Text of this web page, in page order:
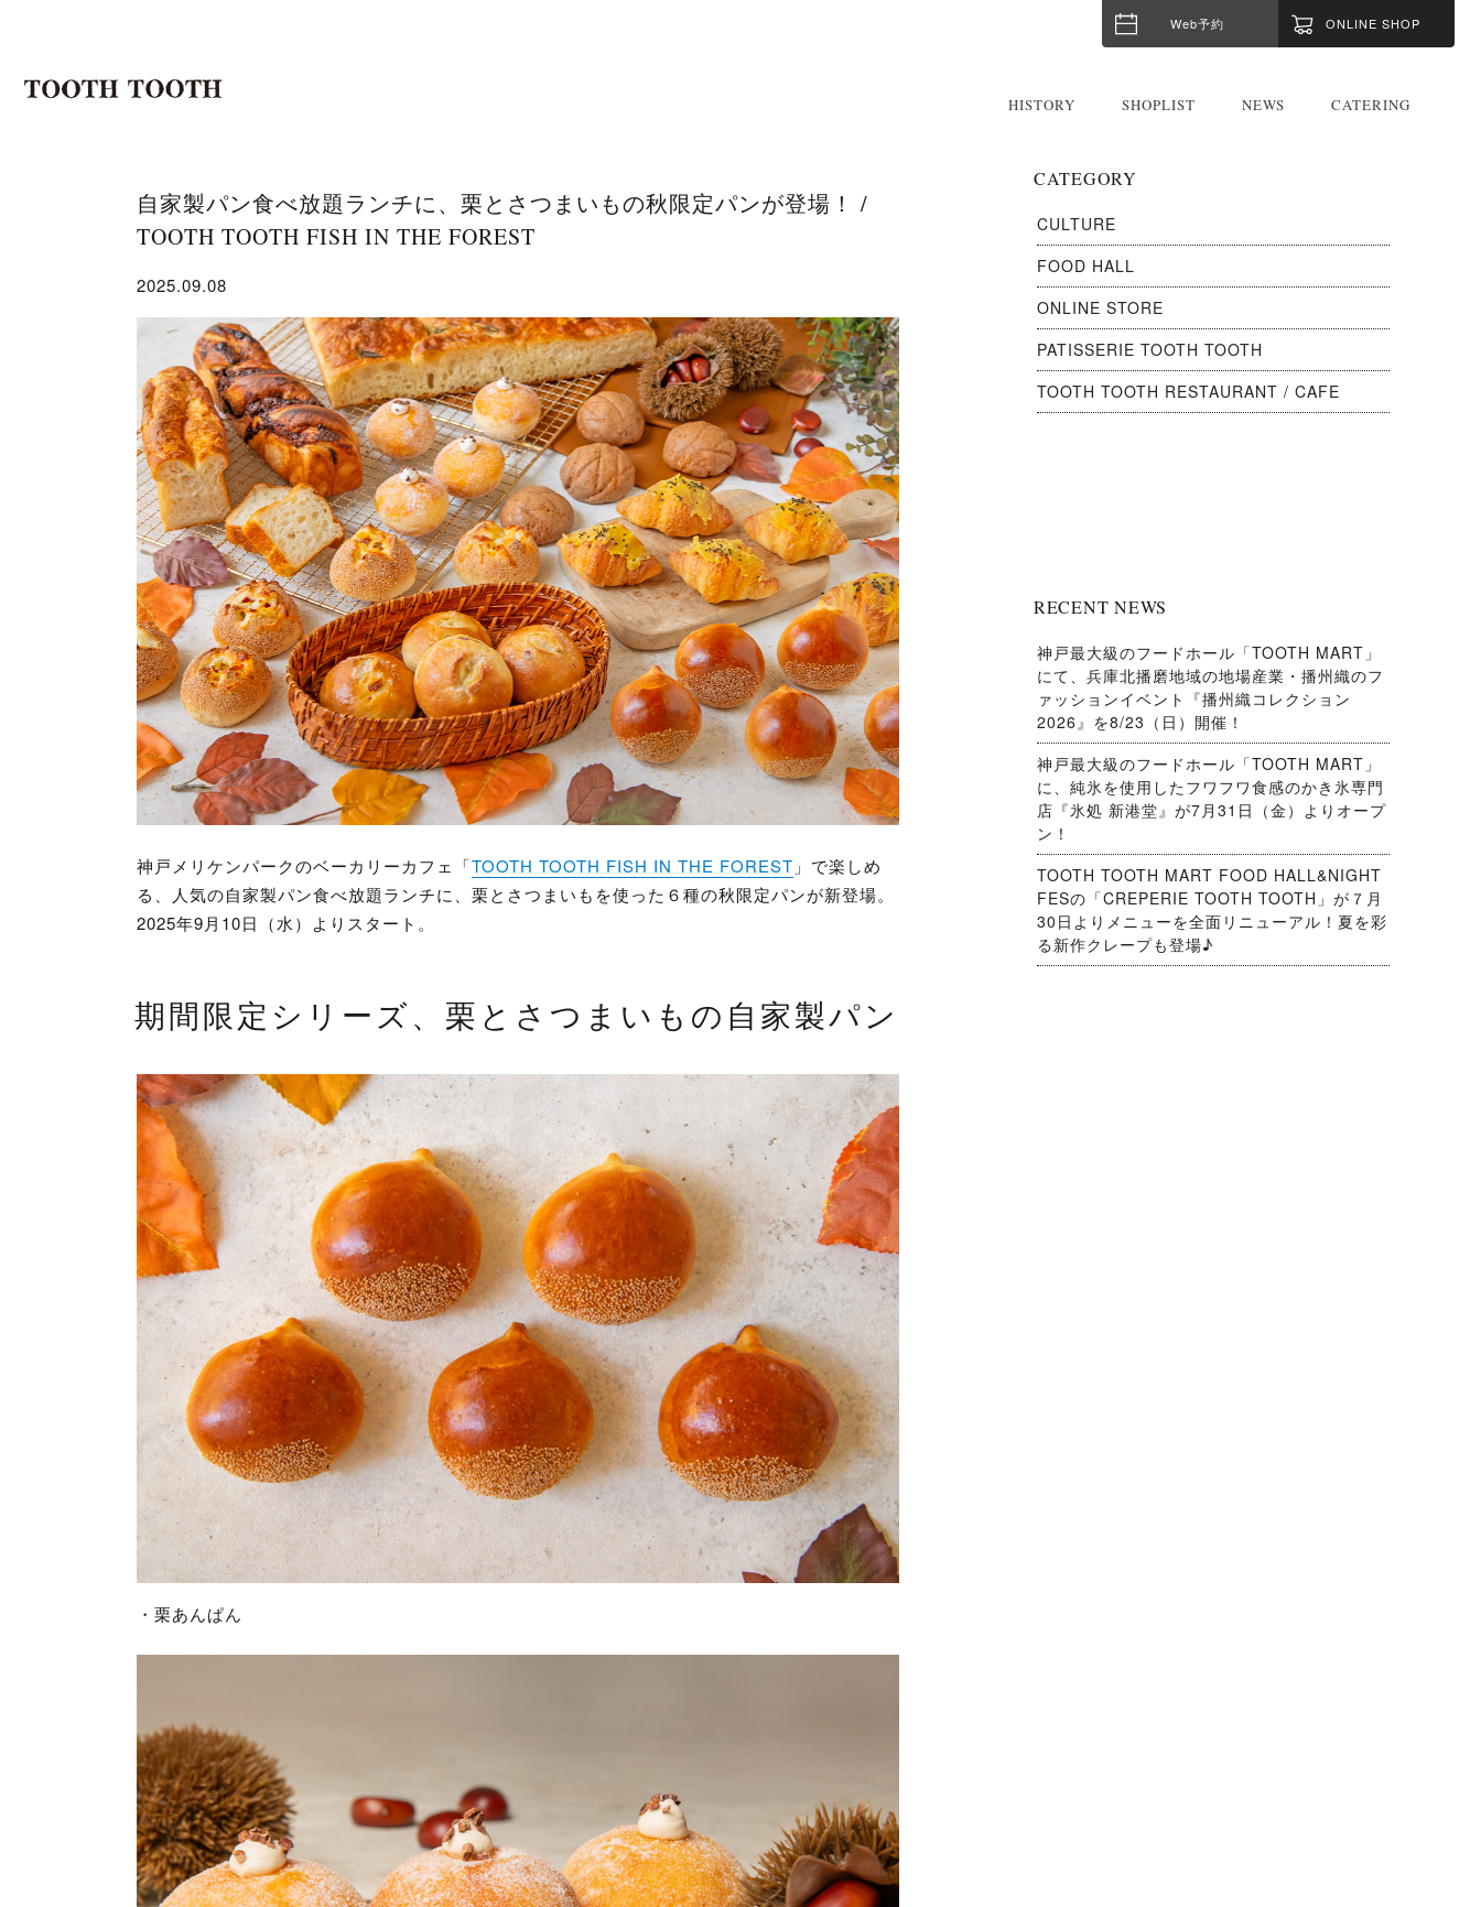
ONLINE SHOP
Web予約
HISTORY SHOPLIST NEWS CATERING
自家製パン食べ放題ランチに、栗とさつまいもの秋限定パンが登場！ /
TOOTH TOOTH FISH IN THE FOREST
2025.09.08
神戸メリケンパークのベーカリーカフェ「TOOTH TOOTH FISH IN THE FOREST 」で楽しめ
る、人気の自家製パン食べ放題ランチに、栗とさつまいもを使った６種の秋限定パンが新登場。
2025年9月10日（水）よりスタート。
期間限定シリーズ、栗とさつまいもの自家製パン
・栗あんぱん
CATEGORY
CULTURE
FOOD HALL
ONLINE STORE
PATISSERIE TOOTH TOOTH
TOOTH TOOTH RESTAURANT / CAFE
RECENT NEWS
神戸最大級のフードホール「TOOTH MART」
にて、兵庫北播磨地域の地場産業・播州織のフ
ァッションイベント『播州織コレクション
2026』を8/23（日）開催！
神戸最大級のフードホール「TOOTH MART」
に、純氷を使用したフワフワ食感のかき氷専門
店『氷処 新港堂』が7月31日（金）よりオープ
ン！
TOOTH TOOTH MART FOOD HALL&NIGHT
FESの「CREPERIE TOOTH TOOTH」が７月
30日よりメニューを全面リニューアル！夏を彩
る新作クレープも登場♪